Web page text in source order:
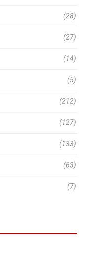
(28)
(27)
(14)
(5)
(212)
(127)
(133)
(63)
(7)